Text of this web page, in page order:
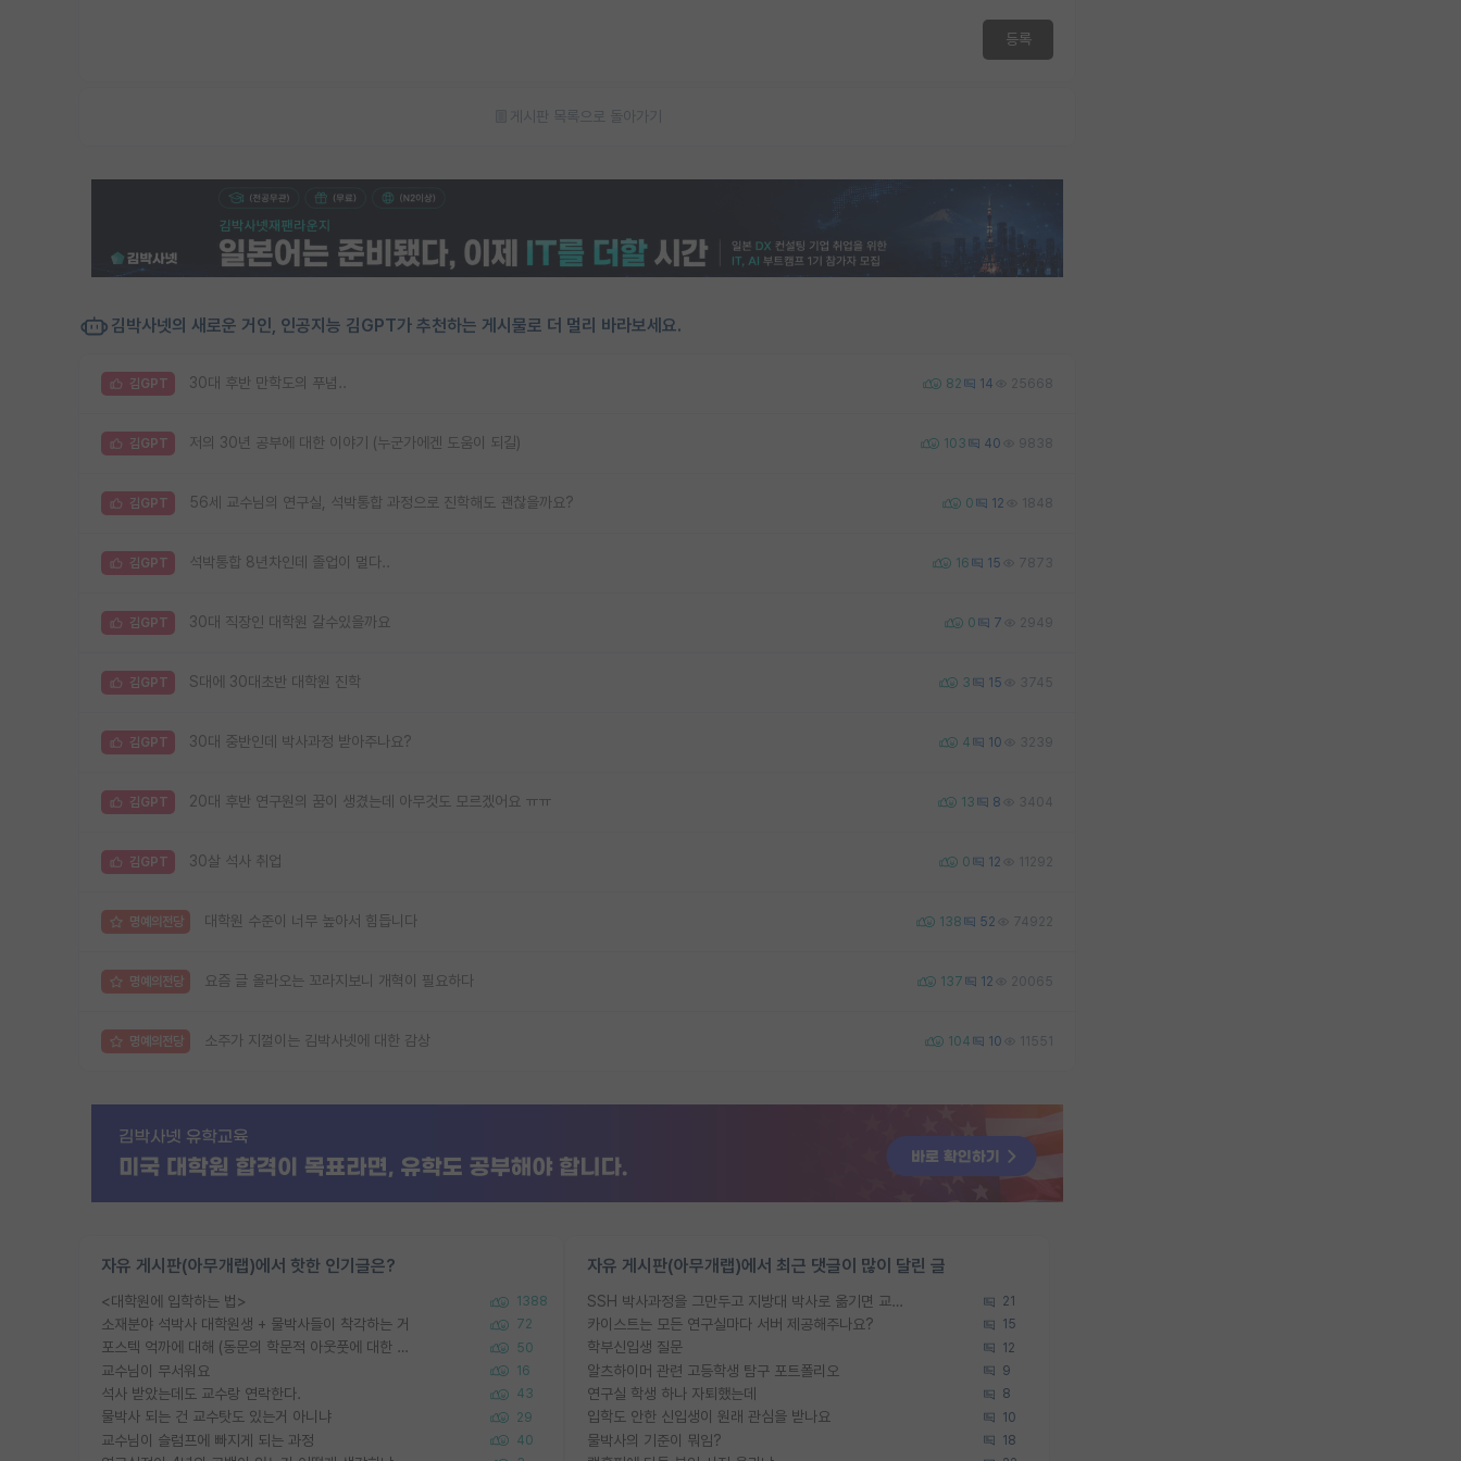
등록
게시판 목록으로 돌아가기
김박사넷의 새로운 거인, 인공지능 김GPT가 추천하는 게시물로 더 멀리 바라보세요.
김GPT 30대 후반 만학도의 푸념.. 82 14 25668
김GPT 저의 30년 공부에 대한 이야기 (누군가에겐 도움이 되길) 103 40 9838
김GPT 56세 교수님의 연구실, 석박통합 과정으로 진학해도 괜찮을까요? 0 12 1848
김GPT 석박통합 8년차인데 졸업이 멀다.. 16 15 7873
김GPT 30대 직장인 대학원 갈수있을까요 0 7 2949
김GPT S대에 30대초반 대학원 진학 3 15 3745
김GPT 30대 중반인데 박사과정 받아주나요? 4 10 3239
김GPT 20대 후반 연구원의 꿈이 생겼는데 아무것도 모르겠어요 ㅠㅠ 13 8 3404
김GPT 30살 석사 취업 0 12 11292
명예의전당 대학원 수준이 너무 높아서 힘듭니다 138 52 74922
명예의전당 요즘 글 올라오는 꼬라지보니 개혁이 필요하다 137 12 20065
명예의전당 소주가 지껄이는 김박사넷에 대한 감상 104 10 11551
자유 게시판(아무개랩)에서 핫한 인기글은?
<대학원에 입학하는 법> 1388
소재분야 석박사 대학원생 + 물박사들이 착각하는 거 72
포스텍 억까에 대해 (동문의 학문적 아웃풋에 대한 반박) 50
교수님이 무서워요 16
석사 받았는데도 교수랑 연락한다. 43
물박사 되는 건 교수탓도 있는거 아니냐 29
교수님이 슬럼프에 빠지게 되는 과정 40
자유 게시판(아무개랩)에서 최근 댓글이 많이 달린 글
SSH 박사과정을 그만두고 지방대 박사로 옮기면 교수의 꿈은 끝일까요? 21
카이스트는 모든 연구실마다 서버 제공해주나요? 15
학부신입생 질문 12
알츠하이머 관련 고등학생 탐구 포트폴리오 9
연구실 학생 하나 자퇴했는데 8
입학도 안한 신입생이 원래 관심을 받나요 10
물박사의 기준이 뭐임? 18